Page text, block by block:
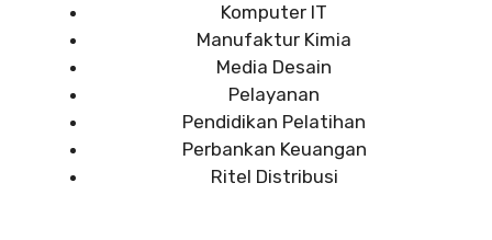
Komputer IT
Manufaktur Kimia
Media Desain
Pelayanan
Pendidikan Pelatihan
Perbankan Keuangan
Ritel Distribusi